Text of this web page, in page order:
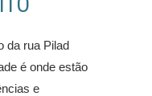
da rua Pilad
é onde estão
e